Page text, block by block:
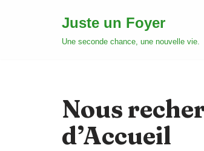
Juste un Foyer
Une seconde chance, une nouvelle vie.
Nous
d’Accueil